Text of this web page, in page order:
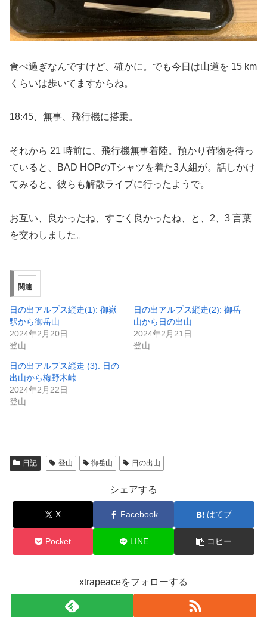
食べ過ぎなんですけど、確かに。でも今日は山道を 15 km
くらいは歩いてますからね。
18:45、無事、飛行機に搭乗。
それから 21 時前に、飛行機無事着陸。預かり荷物を待っ
ていると、BAD HOPのTシャツを着た3人組が。話しかけ
てみると、彼らも解散ライブに行ったようで。
お互い、良かったね、すごく良かったね、と、2、3 言葉
を交わしました。
関連
日の出アルプス縦走(1): 御嶽
駅から御岳山
2024年2月20日
登山
日の出アルプス縦走(2): 御岳
山から日の出山
2024年2月21日
登山
日の出アルプス縦走 (3): 日の
出山から梅野木峠
2024年2月22日
登山
日記 登山 御岳山 日の出山
シェアする
X Facebook はてブ
Pocket LINE コピー
xtrapeaceをフォローする